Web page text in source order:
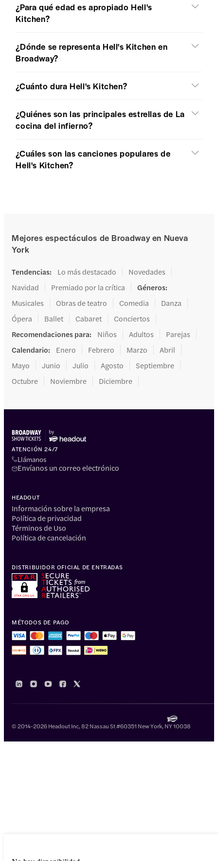
¿Para qué edad es apropiado Hell's
Kitchen?
¿Dónde se representa Hell's Kitchen en
Broadway?
¿Cuánto dura Hell's Kitchen?
¿Quiénes son las principales estrellas de La
cocina del infierno?
¿Cuáles son las canciones populares de
Hell's Kitchen?
Mejores espectáculos de Broadway en Nueva
York
Tendencias: Lo más destacado
Novedades
Navidad
Premiado por la crítica Géneros:
Musicales
Obras de teatro Comedia
Danza
Ópera
Ballet Cabaret
Conciertos
Recomendaciones para: Niños Adultos
Parejas
Calendario: Enero Febrero Marzo
Abril
Mayo
Junio Julio Agosto
Septiembre
Octubre
Noviembre Diciembre
ATENCIÓN 24/7
Llámanos
Envíanos un correo electrónico
HEADOUT
Información sobre la empresa
Política de privacidad
Términos de Uso
Política de cancelación
MÉTODOS DE PAGO
DISTRIBUIDOR OFICIAL DE ENTRADAS
© 2014-2026 Headout Inc, 82 Nassau St #60351 New York, NY 10038